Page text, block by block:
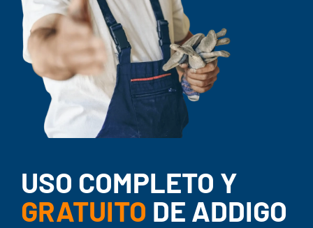
USO COMPLETO Y
GRATUITO DE ADDIGO